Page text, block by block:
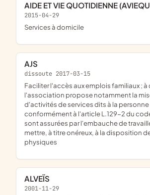
AIDE ET VIE QUOTIDIENNE
2015-04-29
services à domicile
AJS
dissoute 2017-03-15
faciliter l'accès aux emplois familiaux ; à cette fin,
l'association propose notamment la
d'activités de services dits à la
conformément à l'article L.129-2 du
sont assurées par l'embauche de
mettre, à titre onéreux, à la disposition
physiques
ALVEÏS
2001-11-29